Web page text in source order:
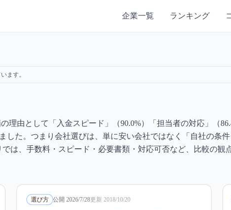
企業一覧 ランキング
ます。
理由として「入金スピード」（90.0%）「担当者の対応」（
した。つまり会社選びは、単に安い会社ではなく「自社の条
は、手数料・スピード・必要書類・対応可否など、比較の観
選び方 公開2026/7/28更新2018/10/20